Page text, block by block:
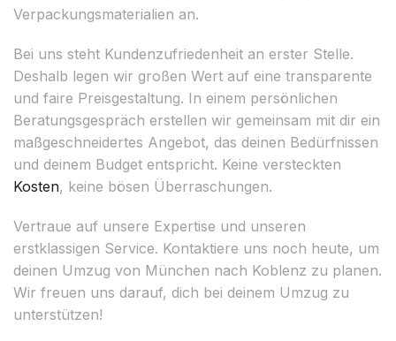
Verpackungsmaterialien an.
Bei uns steht Kundenzufriedenheit an erster Stelle.
Deshalb legen wir großen Wert auf eine transparente
und faire Preisgestaltung. In einem persönlichen
Beratungsgespräch erstellen wir gemeinsam mit dir ein
maßgeschneidertes Angebot, das deinen Bedürfnissen
und deinem Budget entspricht. Keine versteckten
Kosten, keine bösen Überraschungen.
Vertraue auf unsere Expertise und unseren
erstklassigen Service. Kontaktiere uns noch heute, um
deinen Umzug von München nach Koblenz zu planen.
Wir freuen uns darauf, dich bei deinem Umzug zu
unterstützen!